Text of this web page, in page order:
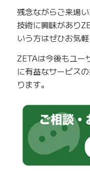
残念ながらご来場
技術に興味があり
いう方はぜひお気
ZETAは今後もユー
に有益なサービス
ります。